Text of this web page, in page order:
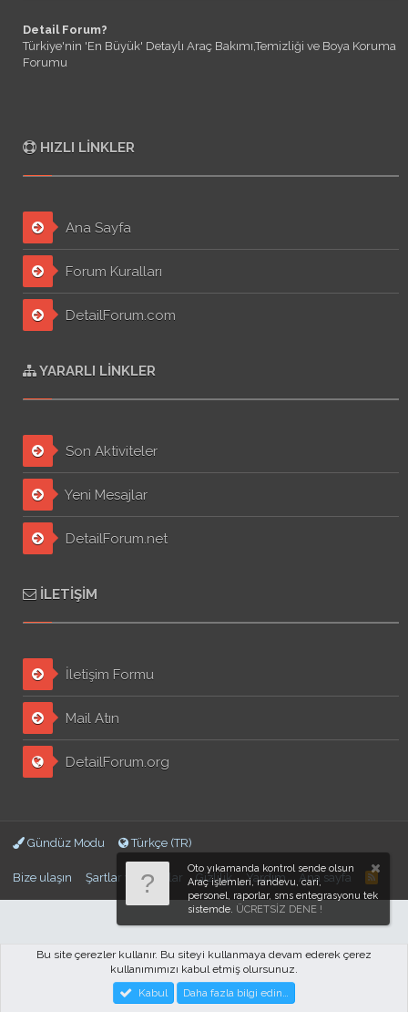
Detail Forum?
Türkiye'nin 'En Büyük' Detaylı Araç Bakımı,Temizliği ve Boya Koruma
Forumu
HIZLI LINKLER
Ana Sayfa
Forum Kuralları
DetailForum.com
YARARLI LINKLER
Son Aktiviteler
Yeni Mesajlar
DetailForum.net
İLETIŞIM
İletişim Formu
Mail Atın
DetailForum.org
Gündüz Modu Türkçe (TR)
Bize ulaşın Şartlar ve kurallar Gizlilik Yardım Ana sayfa
Forum software by XenForo™© 2010-2018 XenForo Ltd.DetailForum.com ©
2017-2025 . Designed by Pro
Oto yıkamanda kontrol sende olsun
Araç işlemleri, randevu, cari,
personel, raporlar, sms entegrasyonu tek
sistemde. ÜCRETSİZ DENE !
Bu site çerezler kullanır. Bu siteyi kullanmaya devam ederek çerez
kullanımımızı kabul etmiş olursunuz.
Kabul
Daha fazla bilgi edin…